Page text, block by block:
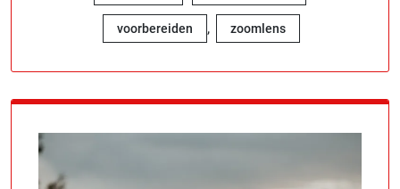
voorbereiden , zoomlens